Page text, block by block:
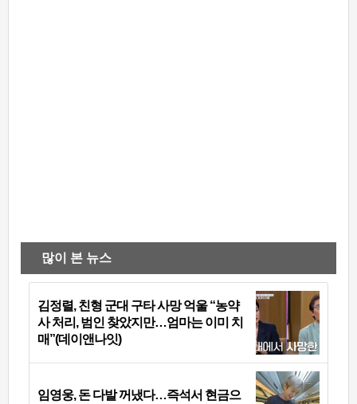
많이 본 뉴스
김정렬, 친형 군대 구타 사망 억울 “농약
사 처리, 범인 찾았지만…엄마는 이미 치
매”(데이앤나잇)
임영웅, 돈 다발 꺼냈다…즉석서 현금으